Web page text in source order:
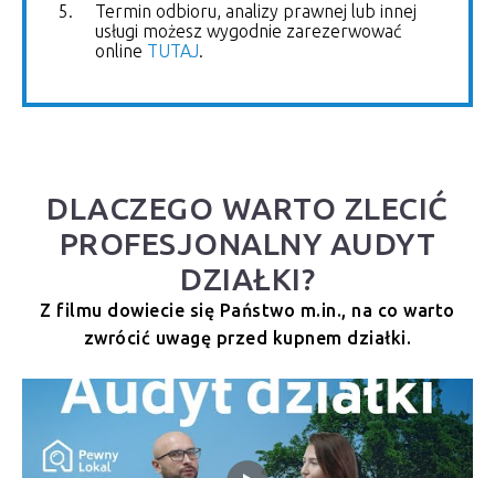
Termin odbioru, analizy prawnej lub innej
usługi możesz wygodnie zarezerwować
online TUTAJ.
DLACZEGO WARTO ZLECIĆ
PROFESJONALNY AUDYT
DZIAŁKI?
Z filmu dowiecie się Państwo m.in., na co warto
zwrócić uwagę przed kupnem działki.